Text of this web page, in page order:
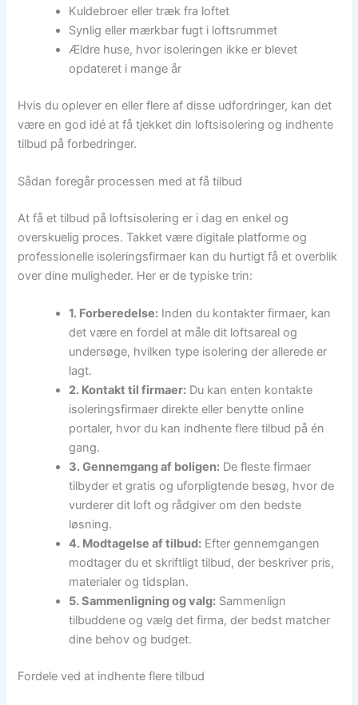
Kuldebroer eller træk fra loftet
Synlig eller mærkbar fugt i loftsrummet
Ældre huse, hvor isoleringen ikke er blevet
opdateret i mange år
Hvis du oplever en eller flere af disse udfordringer, kan det
være en god idé at få tjekket din loftsisolering og indhente
tilbud på forbedringer.
Sådan foregår processen med at få tilbud
At få et tilbud på loftsisolering er i dag en enkel og
overskuelig proces. Takket være digitale platforme og
professionelle isoleringsfirmaer kan du hurtigt få et overblik
over dine muligheder. Her er de typiske trin:
1. Forberedelse: Inden du kontakter firmaer, kan
det være en fordel at måle dit loftsareal og
undersøge, hvilken type isolering der allerede er
lagt.
2. Kontakt til firmaer: Du kan enten kontakte
isoleringsfirmaer direkte eller benytte online
portaler, hvor du kan indhente flere tilbud på én
gang.
3. Gennemgang af boligen: De fleste firmaer
tilbyder et gratis og uforpligtende besøg, hvor de
vurderer dit loft og rådgiver om den bedste
løsning.
4. Modtagelse af tilbud: Efter gennemgangen
modtager du et skriftligt tilbud, der beskriver pris,
materialer og tidsplan.
5. Sammenligning og valg: Sammenlign
tilbuddene og vælg det firma, der bedst matcher
dine behov og budget.
Fordele ved at indhente flere tilbud